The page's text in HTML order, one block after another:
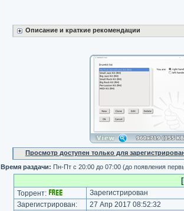
Описание и краткие рекомендации
Просмотр доступен только для
Время раздачи: Пн-Пт с 20:00 до 07:00 (до появления
Торрент:
Зарегистрирован
Зарегистрирован:
27 Апр 2017 08:52:32